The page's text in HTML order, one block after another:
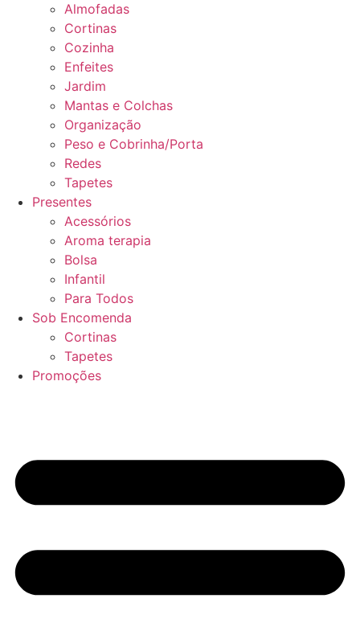
Almofadas
Cortinas
Cozinha
Enfeites
Jardim
Mantas e Colchas
Organização
Peso e Cobrinha/Porta
Redes
Tapetes
Presentes
Acessórios
Aroma terapia
Bolsa
Infantil
Para Todos
Sob Encomenda
Cortinas
Tapetes
Promoções